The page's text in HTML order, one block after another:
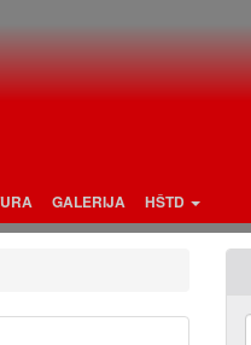
GALERIJA HŠTD